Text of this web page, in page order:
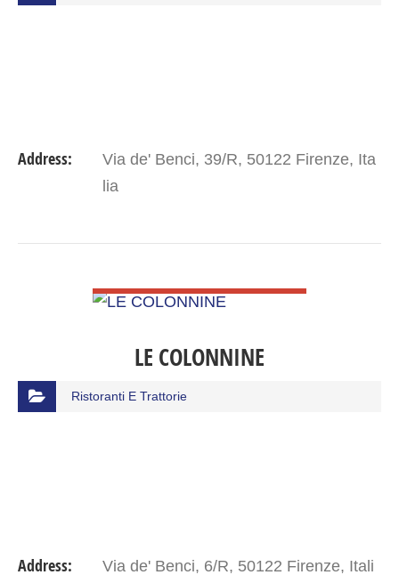
Address:
Via de' Benci, 39/R, 50122 Firenze, Ita
lia
LE COLONNINE
Ristoranti E Trattorie
Address:
Via de' Benci, 6/R, 50122 Firenze, Itali